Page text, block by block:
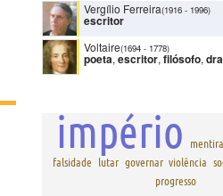
Vergílio Ferreira(1916 - 1996)
escritor
Voltaire(1694 - 1778)
poeta, escritor, filósofo,
império
falsidade
lutar governar violência
progresso